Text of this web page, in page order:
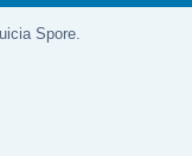
Spore.